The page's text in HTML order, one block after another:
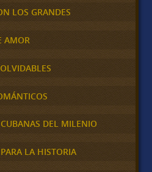
LOS GRANDES
AMOR
DEL MILENIO
LA HISTORIA